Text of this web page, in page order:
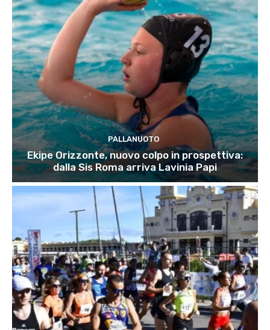
PALLANUOTO
Ekipe Orizzonte, nuovo colpo in prospettiva:
dalla Sis Roma arriva Lavinia Papi